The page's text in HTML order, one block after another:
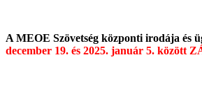
A MEOE Szövetség központi irodája és
december 19. és 2025. január 5. között